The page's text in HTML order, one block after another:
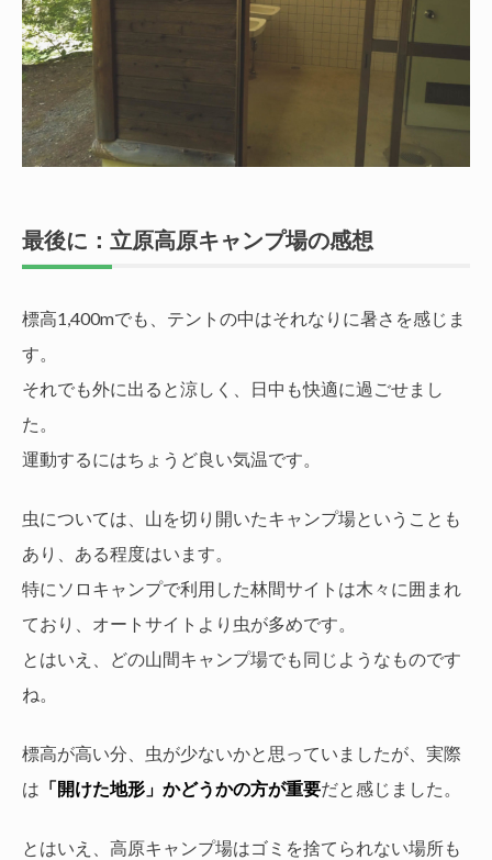
最後に：立原高原キャンプ場の感想
標高1,400mでも、テントの中はそれなりに暑さを感じま
す。
それでも外に出ると涼しく、日中も快適に過ごせまし
た。
運動するにはちょうど良い気温です。
虫については、山を切り開いたキャンプ場ということも
あり、ある程度はいます。
特にソロキャンプで利用した林間サイトは木々に囲まれ
ており、オートサイトより虫が多めです。
とはいえ、どの山間キャンプ場でも同じようなものです
ね。
標高が高い分、虫が少ないかと思っていましたが、実際
は 「開けた地形」かどうかの方が重要だと感じました。
とはいえ、高原キャンプ場はゴミを捨てられない場所も